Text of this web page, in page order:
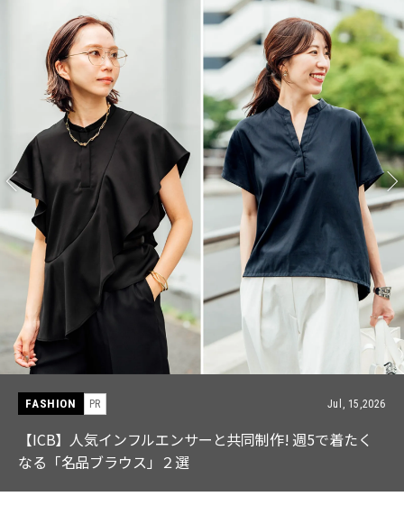
FASHION Jul, 28,2026
【中島健人さん登場】余裕のある先輩の「オシャレ」大
特集｜CLASSY.9月号発売